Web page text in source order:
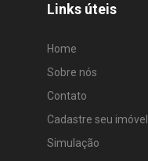
Links úteis
Home
Sobre nós
Contato
Cadastre seu imóvel
Simulação